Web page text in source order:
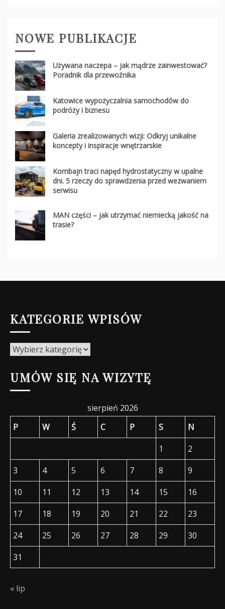
NOWE PUBLIKACJE
Używana naczepa – jak mądrze zainwestować?
Poradnik dla przewoźnika
Katowice wypożyczalnia samochodów do
podróży i biznesu
Galeria zrealizowanych wizji: Odkryj unikalne
koncepty i inspiracje wnętrzarskie
Kombajn traci napęd hydrostatyczny w upalne
dni. 5 rzeczy do sprawdzenia przed wezwaniem
serwisu
MAN części – jak utrzymać niemiecką jakość na
trasie?
KATEGORIE WPISÓW
Kategorie
UMÓW SIĘ NA WIZYTĘ
sierpień 2026
P
W Ś C P S
N
1
2
3
4 5 6 7 8
9
10
11 12 13 14 15
16
17
18 19 20 21 22
23
24
25 26 27 28 29
30
31
« lip